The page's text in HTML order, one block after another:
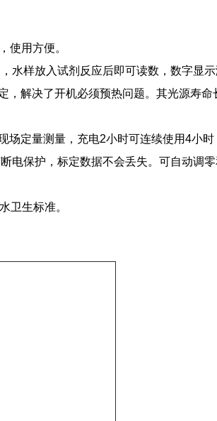
使用方便。
水样放入试剂反应后即可读数，数字显示
，解决了开机必须预热问题。其光源寿
定量测量，充电2小时可连续使用4小时
电保护，标定数据不会丢失。可自动调
卫生标准。